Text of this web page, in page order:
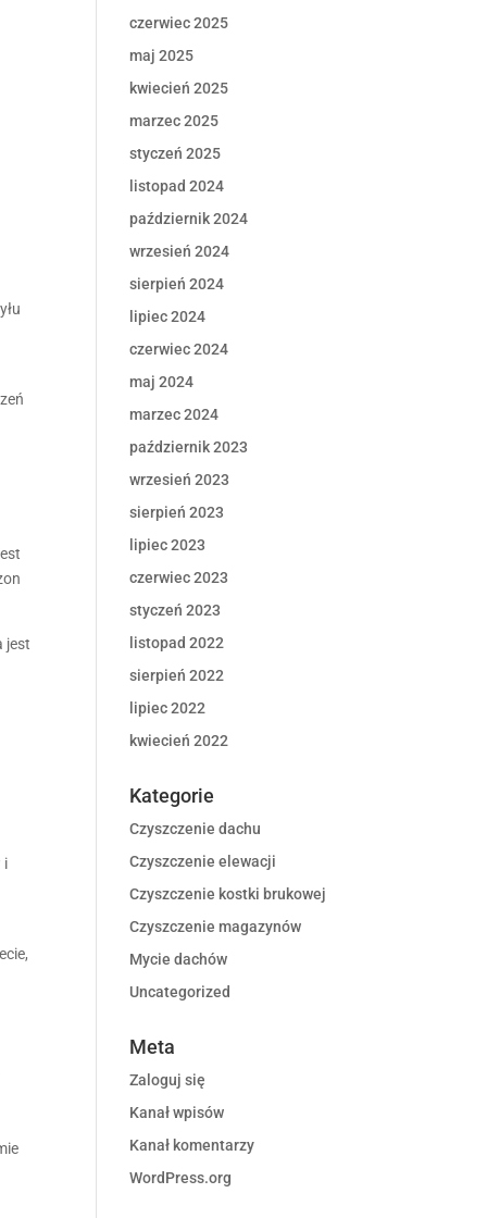
jest
i
czerwiec 2025
maj 2025
kwiecień 2025
marzec 2025
styczeń 2025
listopad 2024
październik 2024
wrzesień 2024
sierpień 2024
lipiec 2024
czerwiec 2024
maj 2024
marzec 2024
październik 2023
wrzesień 2023
sierpień 2023
lipiec 2023
czerwiec 2023
styczeń 2023
listopad 2022
sierpień 2022
lipiec 2022
kwiecień 2022
Kategorie
Czyszczenie dachu
Czyszczenie elewacji
Czyszczenie kostki brukowej
Czyszczenie magazynów
Mycie dachów
Uncategorized
Meta
Zaloguj się
Kanał wpisów
Kanał komentarzy
WordPress.org